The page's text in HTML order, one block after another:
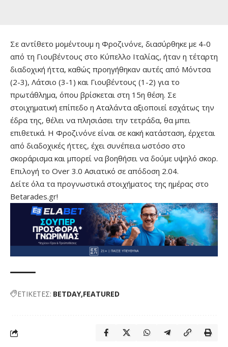
Σε αντίθετο μομέντουμ η Φροζινόνε, διασύρθηκε με 4-0
από τη Γιουβέντους στο Κύπελλο Ιταλίας, ήταν η τέταρτη
διαδοχική ήττα, καθώς προηγήθηκαν αυτές από Μόντσα
(2-3), Λάτσιο (3-1) και Γιουβέντους (1-2) για το
πρωτάθλημα, όπου βρίσκεται στη 15η θέση. Σε
στοιχηματική επίπεδο η Αταλάντα αξιοποιεί εσχάτως την
έδρα της, θέλει να πλησιάσει την τετράδα, θα μπει
επιθετικά. Η Φροζινόνε είναι σε κακή κατάσταση, έρχεται
από διαδοχικές ήττες, έχει συνέπεια ωστόσο στο
σκοράρισμα και μπορεί να βοηθήσει να δούμε υψηλό σκορ.
Επιλογή το Over 3.0 Ασιατικό σε απόδοση 2.04.
Δείτε όλα τα προγνωστικά στοιχήματος της ημέρας στο
Betarades.gr!
ΕΤΙΚΕΤΕΣ: BETDAY FEATURED